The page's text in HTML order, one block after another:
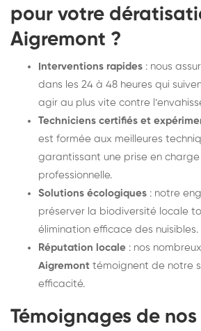
pour votre
Aigremont ?
Interventions rapides : nous
dans les 24 à 48 heures qui
agir au plus vite contre
Techniciens certifiés et
est formée aux meilleures
garantissant une prise en
professionnelle.
Solutions écologiques : notre
préserver la biodiversité locale
élimination efficace des nuisibles.
Réputation locale : nos
Aigremont témoignent de notre
efficacité.
Témoignages de